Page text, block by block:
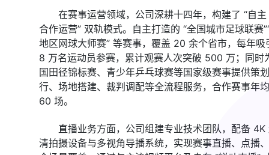
在赛事运营领域，公司深耕十四年，构建了 “自
合作运营” 双轨模式。自主打造的 “全国城市足球联赛
地区网球大师赛” 等赛事，覆盖 20 余个省市，每年吸
8 万名运动员参赛，累计观赛人次突破 500 万；同时
国田径锦标赛、青少年乒乓球赛等国家级赛事提供策
行、场地搭建、裁判调配等全流程服务，合作赛事年
60 场。
直播业务方面，公司组建专业技术团队，配备 4K
清拍摄设备与多视角导播系统，实现赛事直播、点播